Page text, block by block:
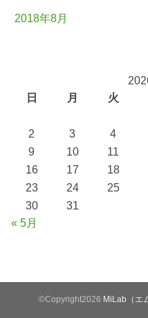
2018年8月
日
月 火
2
3 4
9
10 11
16
17 18
23
24 25
30
31
« 5月
©Copyright2026 MiLab（エ